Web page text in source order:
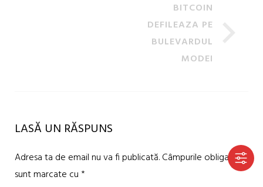
BITCOIN
DEFILEAZA PE
BULEVARDUL
MODEI
LASĂ UN RĂSPUNS
Adresa ta de email nu va fi publicată.Câmpurile obligatorii
sunt marcate cu*